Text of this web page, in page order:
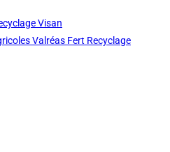
Visan
Valréas Fert Recyclage